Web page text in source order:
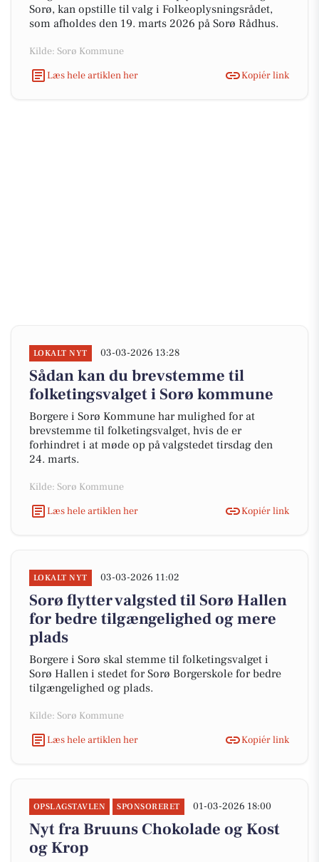
Sorø, kan opstille til valg i Folkeoplysningsrådet,
som afholdes den 19. marts 2026 på Sorø Rådhus.
Kilde: Sorø Kommune
Læs hele artiklen her
Kopiér link
LOKALT NYT 03-03-2026 13:28
Sådan kan du brevstemme til
folketingsvalget i Sorø kommune
Borgere i Sorø Kommune har mulighed for at
brevstemme til folketingsvalget, hvis de er
forhindret i at møde op på valgstedet tirsdag den
24. marts.
Kilde: Sorø Kommune
Læs hele artiklen her
Kopiér link
LOKALT NYT 03-03-2026 11:02
Sorø flytter valgsted til Sorø Hallen
for bedre tilgængelighed og mere
plads
Borgere i Sorø skal stemme til folketingsvalget i
Sorø Hallen i stedet for Sorø Borgerskole for bedre
tilgængelighed og plads.
Kilde: Sorø Kommune
Læs hele artiklen her
Kopiér link
OPSLAGSTAVLEN SPONSORERET 01-03-2026 18:00
Nyt fra Bruuns Chokolade og Kost
og Krop